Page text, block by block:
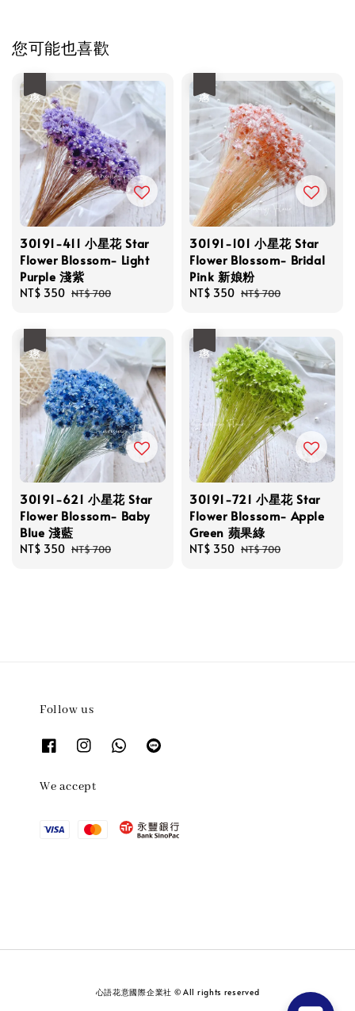
您可能也喜歡
30191-411 小星花 Star
Flower Blossom- Light
Purple 淺紫
Sale
NT$ 350 Regular
NT$ 700
30191-101 小星花 Star
Flower Blossom- Bridal
Pink 新娘粉
Sale
NT$ 350 Regular
NT$ 700
30191-621 小星花 Star
Flower Blossom- Baby
Blue 淺藍
Sale
NT$ 350 Regular
NT$ 700
30191-721 小星花 Star
Flower Blossom- Apple
Green 蘋果綠
Sale
NT$ 350 Regular
NT$ 700
Follow us
We accept
心語花意國際企業社 © All rights reserved